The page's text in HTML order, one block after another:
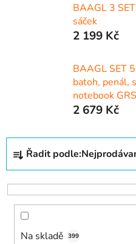
BAAGL 3
sáček
2 199 Kč
BAAGL SET
batoh, penál,
notebook GRS
2 679 Kč
Ř
z
e
Řadit podle:
Na skladě 399